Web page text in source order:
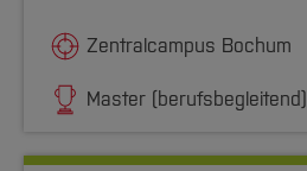
Zentralcampus Bochum
Master (berufsbegleitend)